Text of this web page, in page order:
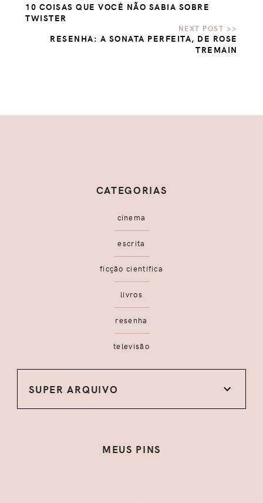
10 COISAS QUE VOCÊ NÃO SABIA SOBRE
TWISTER
RESENHA: A SONATA PERFEITA, DE ROSE
TREMAIN
CATEGORIAS
cinema
escrita
ficção científica
livros
resenha
televisão
SUPER ARQUIVO
MEUS PINS